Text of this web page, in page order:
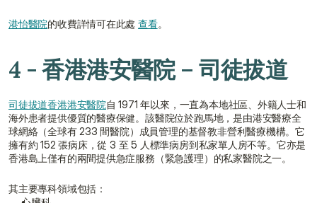
港怡醫院的收費詳情可在此處 查看。
4 - 香港港安醫院 – 司徒拔道
司徒拔道香港港安醫院自 1971 年以來，一直為本地社區、外籍人士和
海外患者提供優質的醫療保健。該醫院位於跑馬地，是由港安醫療全
球網絡（全球有 233 間醫院）成員管理的基督教非營利醫療機構。它
擁有約 152 張病床，從 3 至 5 人標準病房到私家單人房不等。它亦是
香港島上僅有的兩間提供急症服務（緊急護理）的私家醫院之一。
其主要專科領域包括：